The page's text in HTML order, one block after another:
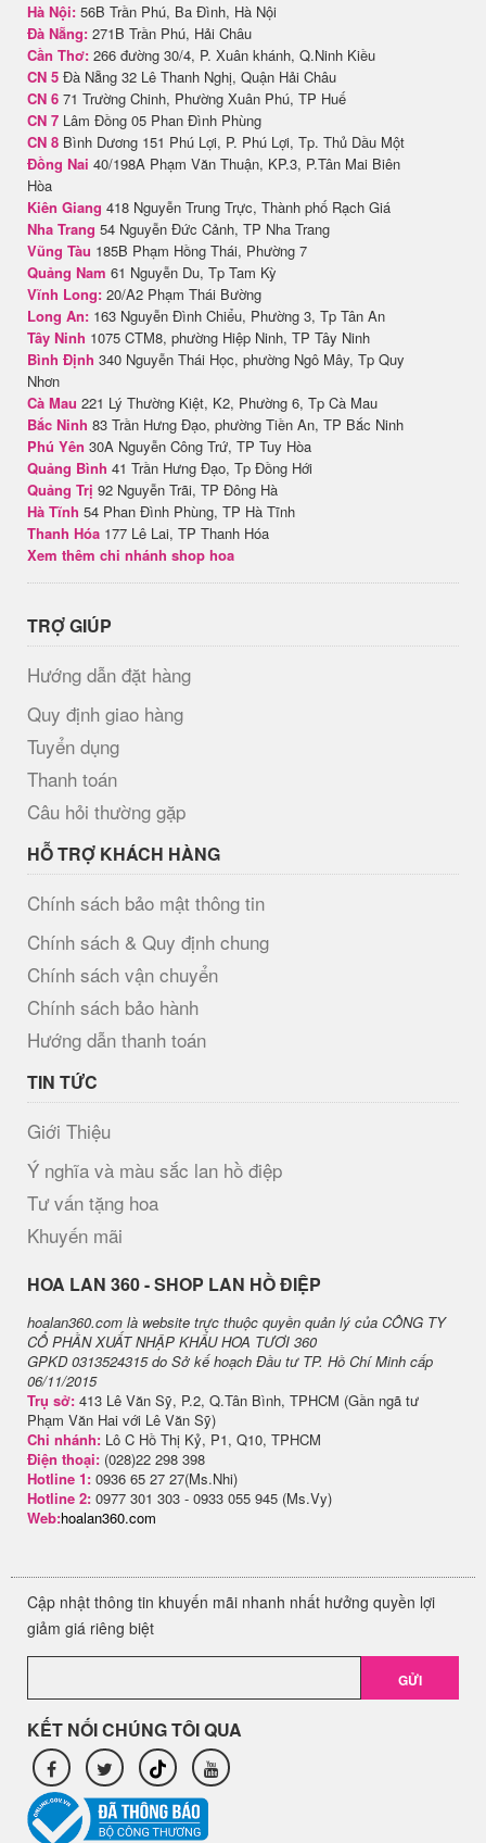
Hà Nội: 56B Trần Phú, Ba Đình, Hà Nội
Đà Nẵng: 271B Trần Phú, Hải Châu
Cần Thơ: 266 đường 30/4, P. Xuân khánh, Q.Ninh Kiều
CN 5 Đà Nẵng 32 Lê Thanh Nghị, Quận Hải Châu
CN 6 71 Trường Chinh, Phường Xuân Phú, TP Huế
CN 7 Lâm Đồng 05 Phan Đình Phùng
CN 8 Bình Dương 151 Phú Lợi, P. Phú Lợi, Tp. Thủ Dầu Một
Đồng Nai 40/198A Phạm Văn Thuận, KP.3, P.Tân Mai Biên
Hòa
Kiên Giang 418 Nguyễn Trung Trực, Thành phố Rạch Giá
Nha Trang 54 Nguyễn Đức Cảnh, TP Nha Trang
Vũng Tàu 185B Phạm Hồng Thái, Phường 7
Quảng Nam 61 Nguyễn Du, Tp Tam Kỳ
Vĩnh Long: 20/A2 Phạm Thái Bường
Long An: 163 Nguyễn Đình Chiểu, Phường 3, Tp Tân An
Tây Ninh 1075 CTM8, phường Hiệp Ninh, TP Tây Ninh
Bình Định 340 Nguyễn Thái Học, phường Ngô Mây, Tp Quy
Nhơn
Cà Mau 221 Lý Thường Kiệt, K2, Phường 6, Tp Cà Mau
Bắc Ninh 83 Trần Hưng Đạo, phường Tiền An, TP Bắc Ninh
Phú Yên 30A Nguyễn Công Trứ, TP Tuy Hòa
Quảng Bình 41 Trần Hưng Đạo, Tp Đồng Hới
Quảng Trị 92 Nguyễn Trãi, TP Đông Hà
Hà Tĩnh 54 Phan Đình Phùng, TP Hà Tĩnh
Thanh Hóa 177 Lê Lai, TP Thanh Hóa
Xem thêm chi nhánh shop hoa
TRỢ GIÚP
Hướng dẫn đặt hàng
Quy định giao hàng
Tuyển dụng
Thanh toán
Câu hỏi thường gặp
HỖ TRỢ KHÁCH HÀNG
Chính sách bảo mật thông tin
Chính sách & Quy định chung
Chính sách vận chuyển
Chính sách bảo hành
Hướng dẫn thanh toán
TIN TỨC
Giới Thiệu
Ý nghĩa và màu sắc lan hồ điệp
Tư vấn tặng hoa
Khuyến mãi
H​OA LAN 360 - SHOP LAN HỒ ĐIỆP
hoalan360.com là website trực thuộc quyền quản lý của CÔNG TY
CỔ PHẦN XUẤT NHẬP KHẨU HOA TƯƠI 360
GPKD 0313524315 do Sở kế hoạch Đầu tư TP. Hồ Chí Minh cấp
06/11/2015
Trụ sở: 413 Lê Văn Sỹ, P.2, Q.Tân Bình, TPHCM (Gần ngã tư
Phạm Văn Hai với Lê Văn Sỹ)
Chi nhánh: Lô C Hồ Thị Kỷ, P1, Q10, TPHCM
Điện thoại: (028)22 298 398
Hotline 1: 0936 65 27 27(Ms.Nhi)
Hotline 2: 0977 301 303 - 0933 055 945 (Ms.Vy)
Web:hoalan360.com
Cập nhật thông tin khuyến mãi nhanh nhất hưởng quyền lợi
giảm giá riêng biệt
GỬI
KẾT NỐI CHÚNG TÔI QUA